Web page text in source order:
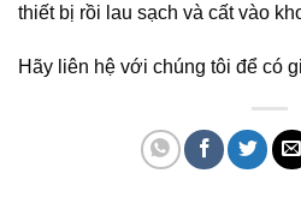
thiết bị rồi lau sạch và cất vào
Hãy liên hệ với chúng tôi để có